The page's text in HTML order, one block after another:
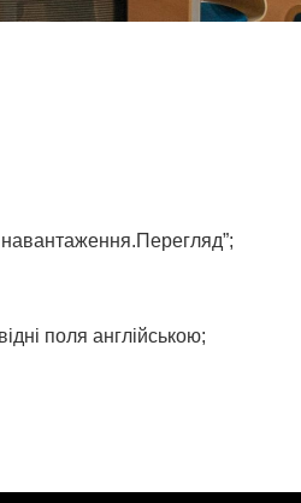
навантаження.Перегляд”;
поля англійською;